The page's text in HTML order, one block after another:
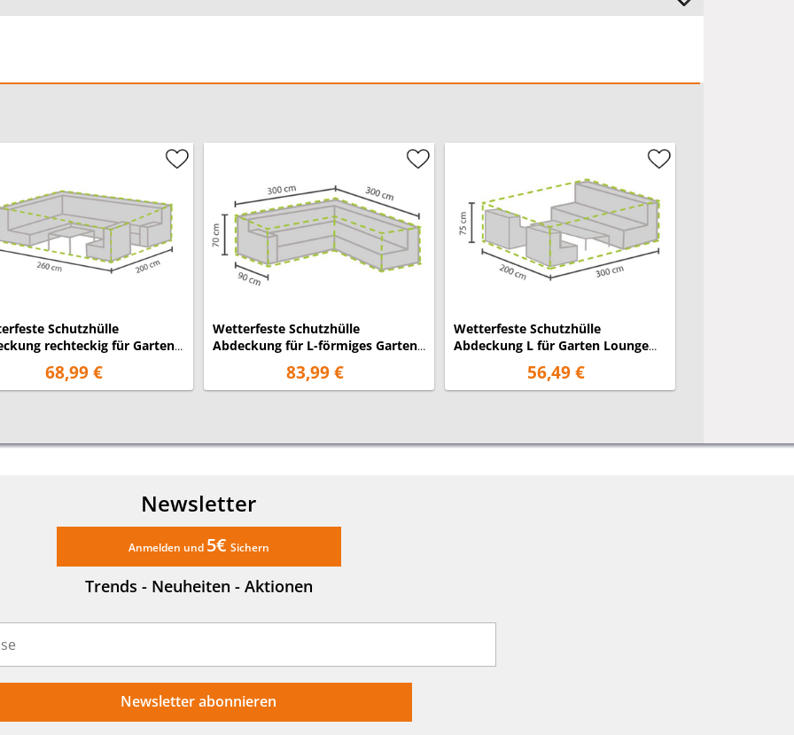
ist für alle
und Polster, so
sprechen Sie uns
Schutzhülle
rechteckig für Garten
Set, 260x200x80cm
68,99 €
Wetterfeste Schutzhülle
Abdeckung für L-förmiges Garten
Lounge Set, 300x300x90cm
83,99 €
Wetterfeste Schutzhülle
Abdeckung L für Garten Lounge
Set, 300x200x75cm
56,49 €
Newsletter
Anmelden und 5€ Sichern
Trends - Neuheiten - Aktionen
Newsletter abonnieren